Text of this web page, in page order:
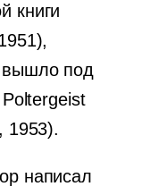
книги
вышло под
1953).
написал